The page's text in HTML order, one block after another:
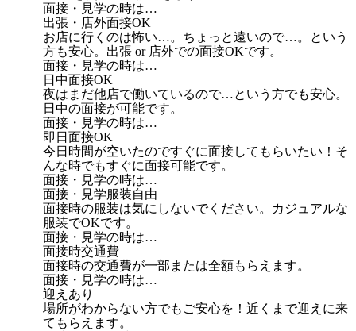
面接・見学の時は…
出張・店外面接OK
お店に行くのは怖い…。ちょっと遠いので…。という
方も安心。出張 or 店外での面接OKです。
面接・見学の時は…
日中面接OK
夜はまだ他店で働いているので…という方でも安心。
日中の面接が可能です。
面接・見学の時は…
即日面接OK
今日時間が空いたのですぐに面接してもらいたい！そ
んな時でもすぐに面接可能です。
面接・見学の時は…
面接・見学服装自由
面接時の服装は気にしないでください。カジュアルな
服装でOKです。
面接・見学の時は…
面接時交通費
面接時の交通費が一部または全額もらえます。
面接・見学の時は…
迎えあり
場所がわからない方でもご安心を！近くまで迎えに来
てもらえます。